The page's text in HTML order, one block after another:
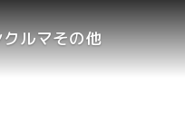
クルマその他